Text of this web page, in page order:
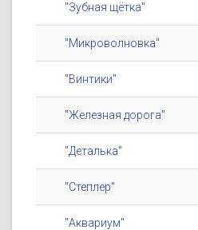
"Зубная щётка"
"Микроволновка"
"Винтики"
"Железная дорога"
"Деталька"
"Степлер"
"Аквариум"